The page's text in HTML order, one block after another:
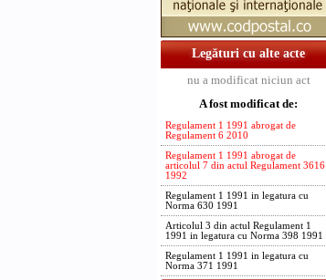
Legături cu alte acte
nu a modificat niciun act
A fost modificat de:
Regulament 1 1991 abrogat de
Regulament 6 2010
Regulament 1 1991 abrogat de
articolul 7 din actul Regulament 3616
1992
Regulament 1 1991 in legatura cu
Norma 630 1991
Articolul 3 din actul Regulament 1
1991 in legatura cu Norma 398 1991
Regulament 1 1991 in legatura cu
Norma 371 1991